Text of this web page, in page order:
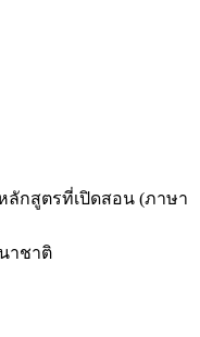
ลักสูตรที่เปิดสอน (ภาษา
าชาติ